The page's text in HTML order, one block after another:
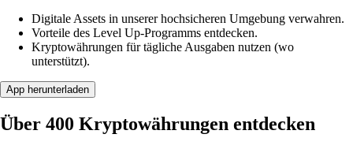
Digitale Assets in unserer hochsicheren Umgebung verwahren.
Vorteile des Level Up-Programms entdecken.
Kryptowährungen für tägliche Ausgaben nutzen (wo
unterstützt).
App herunterladen
Über 400 Kryptowährungen entdecken